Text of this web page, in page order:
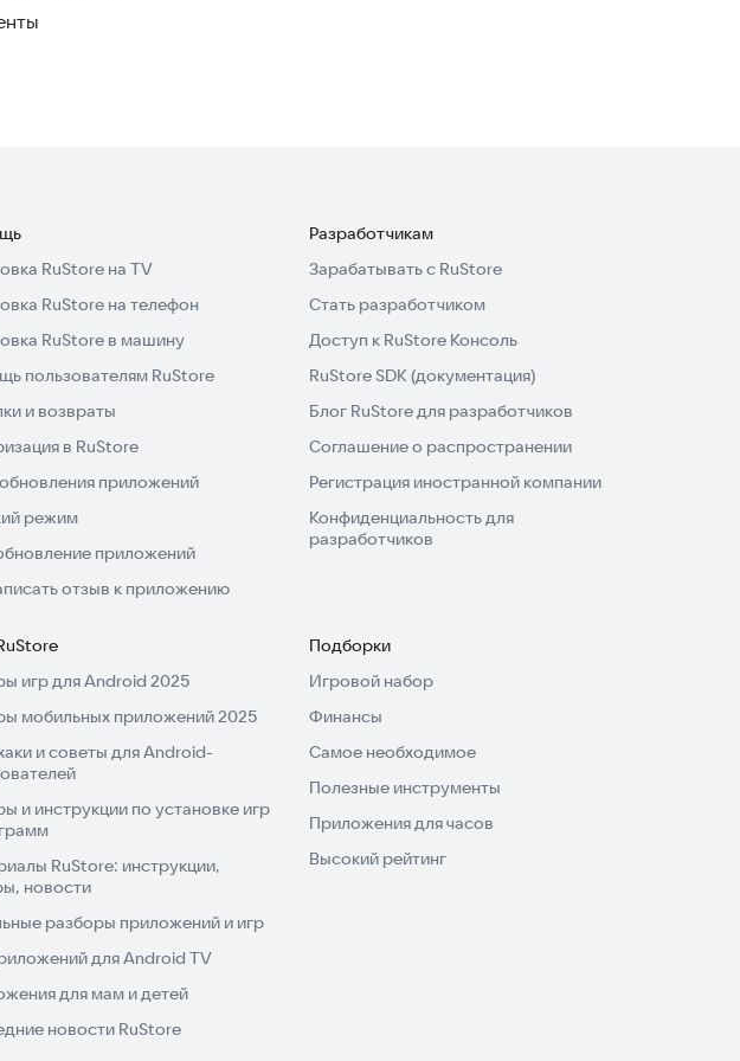
RuStore на TV
RuStore на телефон
RuStore в машину
пользователям RuStore
и возвраты
в RuStore
приложений
режим
приложений
отзыв к приложению
Разработчикам
Зарабатывать с RuStore
Стать разработчиком
Доступ к RuStore Консоль
RuStore SDK (документация)
Блог RuStore для разработчиков
Соглашение о распространении
Регистрация иностранной компании
Конфиденциальность для
разработчиков
игр для Android 2025
мобильных приложений 2025
и советы для Android-
и инструкции по установке игр
RuStore: инструкции,
новости
разборы приложений и игр
для Android TV
для мам и детей
новости RuStore
Подборки
Игровой набор
Финансы
Самое необходимое
Полезные инструменты
Приложения для часов
Высокий рейтинг